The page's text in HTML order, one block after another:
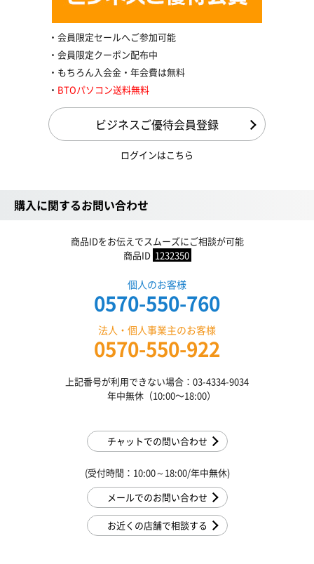
会員限定セールへご参加可能
会員限定クーポン配布中
もちろん入会金・年会費は無料
BTOパソコン送料無料
ビジネスご優待会員登録
ログインはこちら
購入に関するお問い合わせ
商品IDをお伝えでスムーズにご相談が可能
商品ID 1232350
個人のお客様
0570-550-760
法人・個人事業主のお客様
0570-550-922
上記番号が利用できない場合：03-4334-9034
年中無休（10:00〜18:00）
チャットでの問い合わせ
(受付時間：10:00～18:00/年中無休)
メールでのお問い合わせ
お近くの店舗で相談する